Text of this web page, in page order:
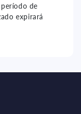
de
expirará